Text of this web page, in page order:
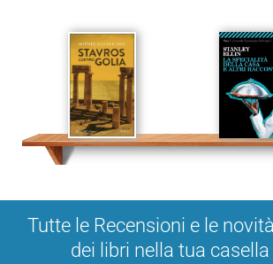
Tutte le Recensioni e le
dei libri nella tua